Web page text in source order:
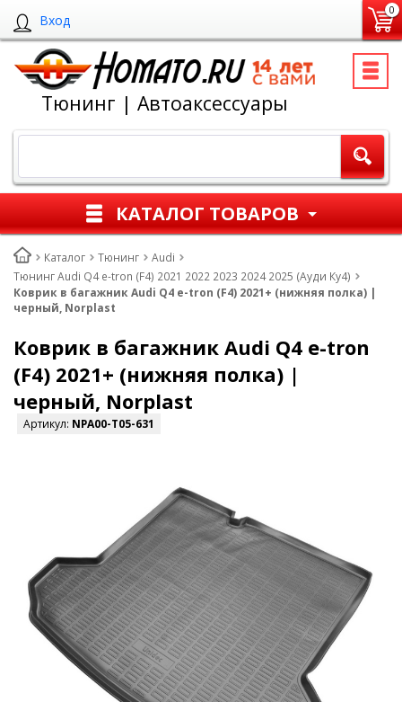
Вход
0
Тюнинг | Автоаксессуары
КАТАЛОГ ТОВАРОВ
Каталог Тюнинг
Audi
Тюнинг Audi Q4 e-tron (F4) 2021 2022 2023 2024 2025 (Ауди Ку4)
Коврик в багажник Audi Q4 e-tron (F4) 2021+ (нижняя полка) |
черный, Norplast
Коврик в багажник Audi Q4 e-tron
(F4) 2021+ (нижняя полка) |
черный, Norplast
Артикул: NPA00-T05-631